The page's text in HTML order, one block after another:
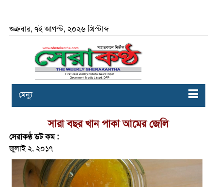
শুক্রবার, ৭ই আগস্ট, ২০২৬ খ্রিস্টাব্দ
মেন্যু
সারা বছর খান পাকা আমের জেলি
সেরাকণ্ঠ ডট কম :
জুলাই ২, ২০১৭